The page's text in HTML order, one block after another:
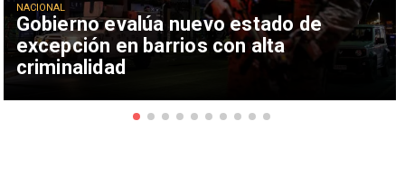
Gobierno evalúa nuevo estado de
excepción en barrios con alta
criminalidad
NACIONAL